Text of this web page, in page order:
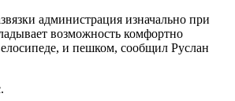
администрация изначально при
возможность комфортно
и пешком, сообщил Руслан